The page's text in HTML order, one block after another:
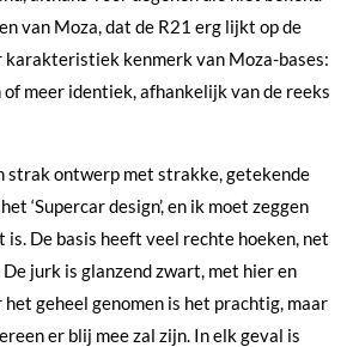
van Moza, dat de R21 erg lijkt op de
karakteristiek kenmerk van Moza-bases:
meer identiek, afhankelijk van de reeks
strak ontwerp met strakke, getekende
‘Supercar design’, en ik moet zeggen
is. De basis heeft veel rechte hoeken, net
jurk is glanzend zwart, met hier en
het geheel genomen is het prachtig, maar
er blij mee zal zijn. In elk geval is